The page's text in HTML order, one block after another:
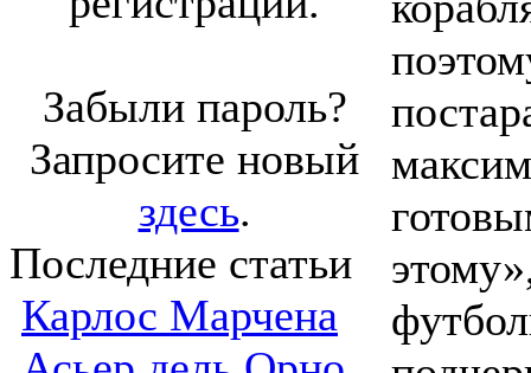
Забыли пароль?
Запросите новый
здесь.
Последние статьи
Карлос Марчена